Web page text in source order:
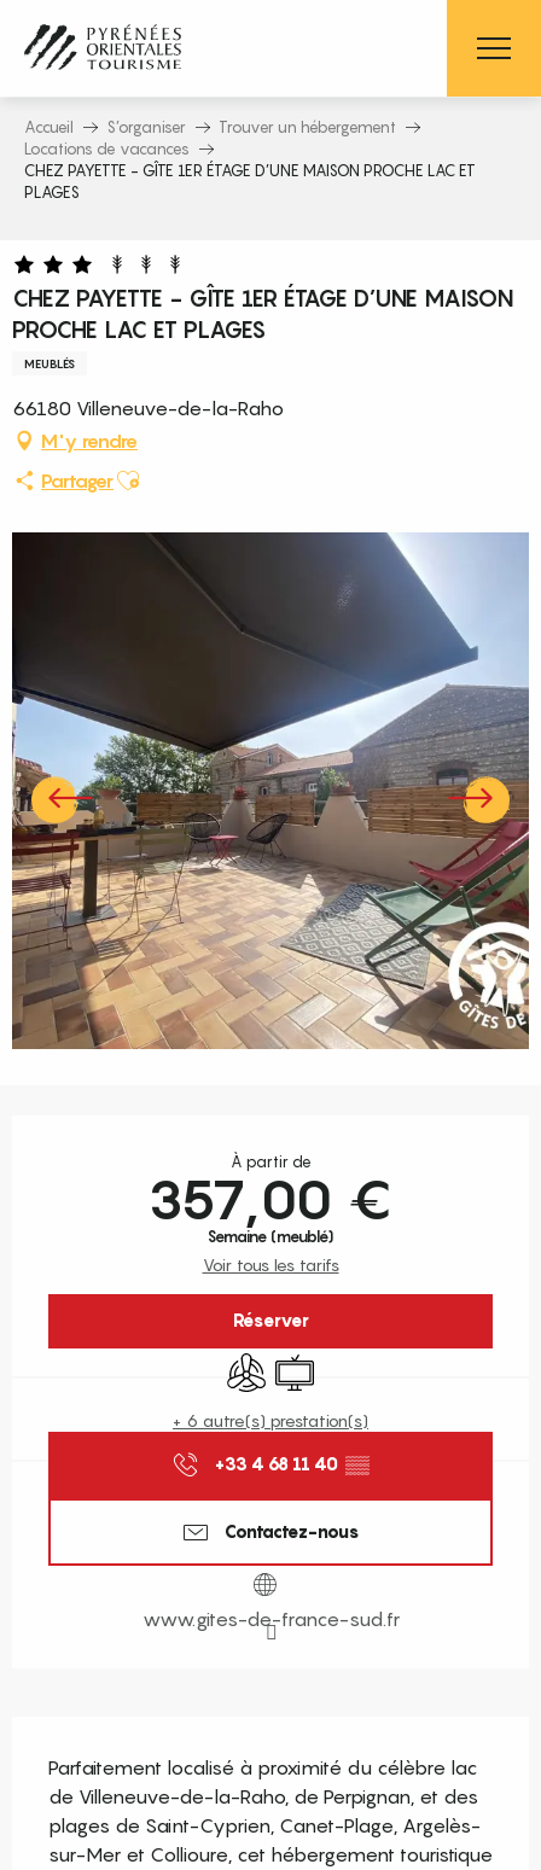
contenu
principal
Accueil S’organiser
Trouver un hébergement
Locations de vacances
CHEZ PAYETTE - GÎTE 1ER ÉTAGE D’UNE MAISON PROCHE LAC ET
PLAGES
CHEZ PAYETTE - GÎTE 1ER ÉTAGE D’UNE MAISON
PROCHE LAC ET PLAGES
MEUBLÉS
66180 Villeneuve-de-la-Raho
M'y rendre
PartagerAjouter aux favoris
À partir de
357,00 €
Semaine (meublé)
Voir tous les tarifs
Réserver
Air conditionné
Télévision
+ 6 autre(s) prestation(s)
+33 4 68 11 40 ▒▒
Contactez-nous
www.gites-de-france-sud.fr
Parfaitement localisé à proximité du célèbre lac
de Villeneuve-de-la-Raho, de Perpignan, et des
plages de Saint-Cyprien, Canet-Plage, Argelès-
sur-Mer et Collioure, cet hébergement touristique